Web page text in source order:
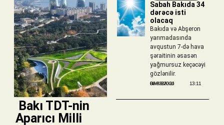
​ Bakı TDT-nin
Aparıcı Milli
Sabah Bakıda 34
dərəcə isti
olacaq
Bakıda və Abşeron
yarımadasında
avqustun 7-də hava
şəraitinin əsasən
yağmursuz keçəcəyi
gözlənilir.
BAKIBAKU
06/08/2026 13:11